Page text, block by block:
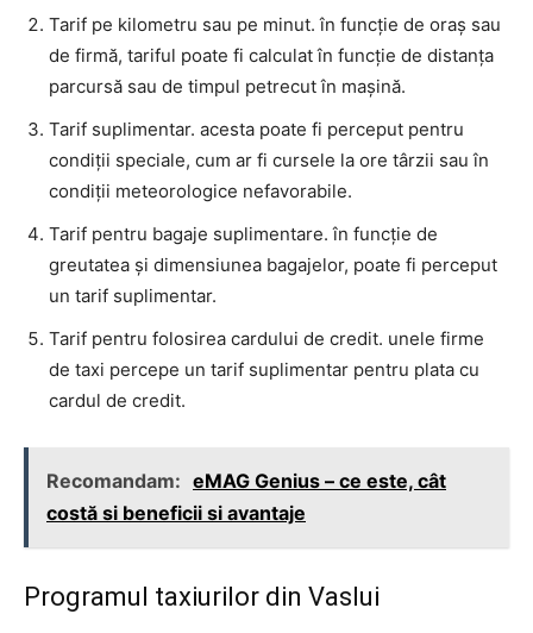
Tarif pe kilometru sau pe minut. în funcție de oraș sau
de firmă, tariful poate fi calculat în funcție de distanța
parcursă sau de timpul petrecut în mașină.
Tarif suplimentar. acesta poate fi perceput pentru
condiții speciale, cum ar fi cursele la ore târzii sau în
condiții meteorologice nefavorabile.
Tarif pentru bagaje suplimentare. în funcție de
greutatea și dimensiunea bagajelor, poate fi perceput
un tarif suplimentar.
Tarif pentru folosirea cardului de credit. unele firme
de taxi percepe un tarif suplimentar pentru plata cu
cardul de credit.
Recomandam: eMAG Genius – ce este, cât
costă si beneficii si avantaje
Programul taxiurilor din Vaslui